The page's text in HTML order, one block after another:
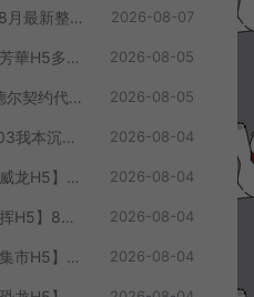
MT3换皮MH【大梦一场2】8月最新整理Linux手工服务端+源码+管理后台+安卓苹果双端+详细搭建教程+视频教程 2026-08-07
三网H5宫斗养成游戏【盛世芳華H5多区跨服代金券内购优化版】8月最新整理Linux手工服务端+CDK授权后台+全资源安卓+详细搭建教程+视频教程 2026-08-05
AFK卡牌即时对战手游【加德尔契约代金券内购修复版】8月最新整理Linux手工服务端+前后端全套源码+CDK授权后台+安卓苹果双端+详细搭建教程+视频教程 2026-08-05
RED三端引擎传奇手游【2003我本沉默三职业】8月最新整理Win一键服务端+PC安卓+详细搭建教程 2026-08-04
三网H5格斗游戏【热血校园威龙H5】8月最新整理Linux手工服务端+Win一键服务端+解压即玩+简易安卓客户端+详细搭建教程 2026-08-04
三网H5射击游戏【战场小指挥H5】8月最新整理Linux手工服务端+Win一键服务端+解压即玩+简易安卓客户端+详细搭建教程 2026-08-04
三网H5模拟经营游戏【猴子集市H5】8月最新整理Linux手工服务端+Win一键服务端+解压即玩+简易安卓客户端+详细搭建教程 2026-08-04